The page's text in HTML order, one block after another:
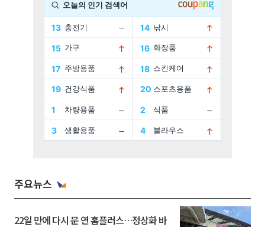
주요뉴스
22일 만에 다시 문 연 홈플러스…정상화 바